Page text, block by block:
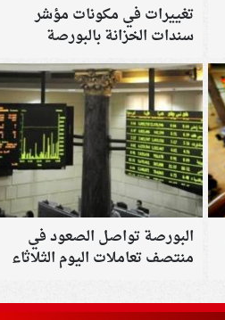
تغييرات في مكونات مؤشر
سندات الخزانة بالبورصة
المصرية
البورصة تواصل الصعود في
منتصف تعاملات اليوم الثلاثاء